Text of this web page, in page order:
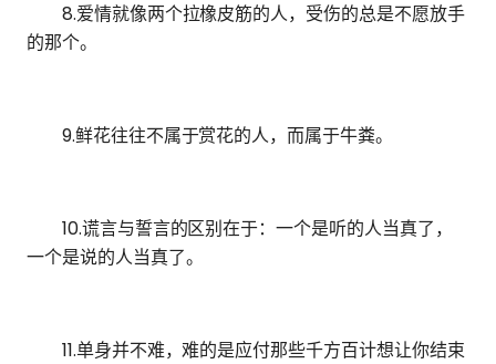
8.爱情就像两个拉橡皮筋的人，受伤的总是不愿放手
的那个。
9.鲜花往往不属于赏花的人，而属于牛粪。
10.谎言与誓言的区别在于：一个是听的人当真了，
一个是说的人当真了。
11.单身并不难，难的是应付那些千方百计想让你结束